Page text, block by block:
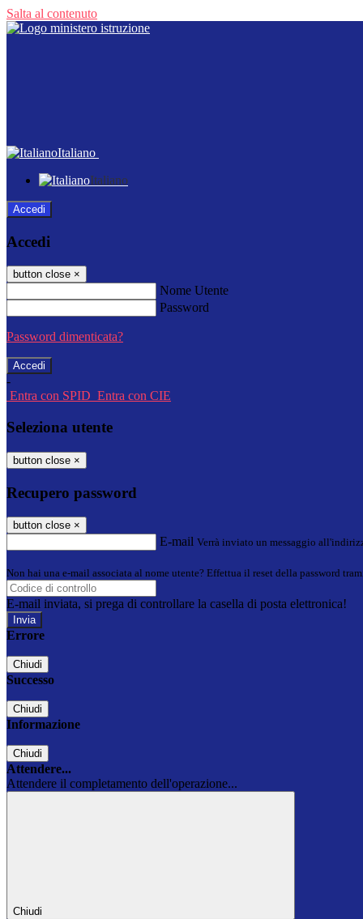
Salta al contenuto
Italiano
Italiano
Accedi
Accedi
button close ×
Nome Utente
Password
Password dimenticata?
-
Entra con SPID Entra con CIE
Seleziona utente
button close ×
Recupero password
button close ×
E-mail Verrà inviato un messaggio
Non hai una e-mail associata al nome utente? Effettua il reset della password
E-mail inviata, si prega di controllare la casella di posta elettronica!
Errore
Chiudi
Successo
Chiudi
Informazione
Chiudi
Attendere...
Attendere il completamento dell'operazione...
Chiudi